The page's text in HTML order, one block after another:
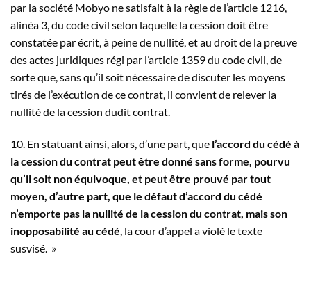
par la société Mobyo ne satisfait à la règle de l’article 1216,
alinéa 3, du code civil selon laquelle la cession doit être
constatée par écrit, à peine de nullité, et au droit de la preuve
des actes juridiques régi par l’article 1359 du code civil, de
sorte que, sans qu’il soit nécessaire de discuter les moyens
tirés de l’exécution de ce contrat, il convient de relever la
nullité de la cession dudit contrat.
10. En statuant ainsi, alors, d’une part, que l’accord du cédé à
la cession du contrat peut être donné sans forme, pourvu
qu’il soit non équivoque, et peut être prouvé par tout
moyen, d’autre part, que le défaut d’accord du cédé
n’emporte pas la nullité de la cession du contrat, mais son
inopposabilité au cédé, la cour d’appel a violé le texte
susvisé. »